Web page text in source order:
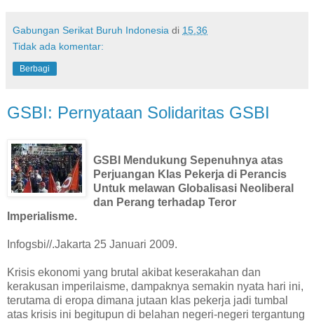
Gabungan Serikat Buruh Indonesia di 15.36
Tidak ada komentar:
Berbagi
GSBI: Pernyataan Solidaritas GSBI
GSBI Mendukung Sepenuhnya atas
Perjuangan Klas Pekerja di Perancis
Untuk melawan Globalisasi Neoliberal
dan Perang terhadap Teror
Imperialisme.
Infogsbi//.Jakarta 25 Januari 2009.
Krisis ekonomi yang brutal akibat keserakahan dan
kerakusan imperilaisme, dampaknya semakin nyata hari ini,
terutama di eropa dimana jutaan klas pekerja jadi tumbal
atas krisis ini begitupun di belahan negeri-negeri tergantung